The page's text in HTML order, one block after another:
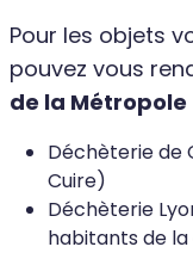
Pour les objets
pouvez vous
de la Métropole
Déchèterie de
Cuire)
Déchèterie
habitants de